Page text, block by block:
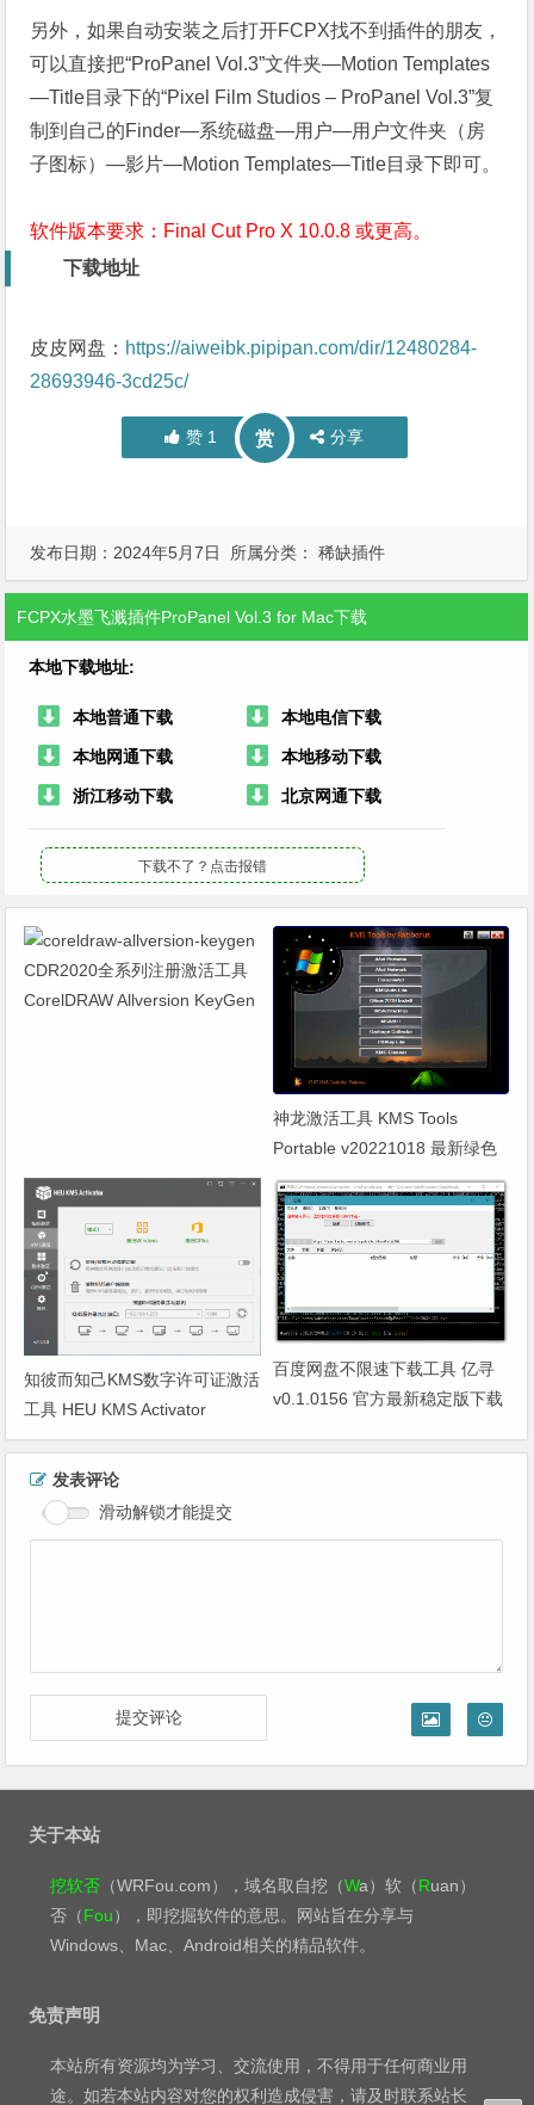
另外，如果自动安装之后打开FCPX找不到插件的朋友，
可以直接把“ProPanel Vol.3”文件夹—Motion Templates
—Title目录下的“Pixel Film Studios – ProPanel Vol.3”复
制到自己的Finder—系统磁盘—用户—用户文件夹（房
子图标）—影片—Motion Templates—Title目录下即可。
软件版本要求：Final Cut Pro X 10.0.8 或更高。
下载地址
皮皮网盘： https://aiweibk.pipipan.com/dir/12480284-
28693946-3cd25c/
赞 1 赏 分享
发布日期：2024年5月7日 所属分类：稀缺插件
FCPX水墨飞溅插件ProPanel Vol.3 for Mac下载
本地下载地址:
本地普通下载 本地电信下载
本地网通下载 本地移动下载
浙江移动下载 北京网通下载
下载不了？ 点击报错
CDR2020全系列注册激活工具
CorelDRAW Allversion KeyGen
神龙激活工具 KMS Tools
Portable v20221018 最新绿色
单文件版下载
知彼而知己KMS数字许可证激活
工具 HEU KMS Activator
v26.1.0 最新版下载
百度网盘不限速下载工具 亿寻
v0.1.0156 官方最新稳定版下载
发表评论
滑动解锁才能提交
关于本站
挖软否 （WRFou.com），域名取自挖（Wa）软（Ruan）
否（Fou），即挖掘软件的意思。网站旨在分享与
Windows、Mac、Android相关的精品软件。
免责声明
本站所有资源均为学习、交流使用，不得用于任何商业用
途。如若本站内容对您的权利造成侵害，请及时联系站长